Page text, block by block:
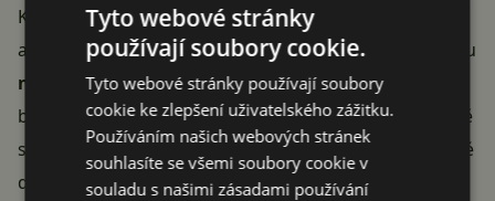
K tomu 16 GB sjednocené pamětia
ale pozor na jeden Apple háček: paměť ani disk u Macu
nikdy nerozšíříte, co koupíte, s tím zůstanete. Pro
běžnou práci a sekundární stroj 16 GB i 512 GB bohatě
stačí, ale kdo plánuje těžkou videoprodukci nebo velké
datasety, měl by zvážit vyšší konfiguraci rovnou.
Tyto webové stránky
používají soubory cookie.
Tyto webové stránky používají soubory
cookie ke zlepšení uživatelského zážitku.
Používáním našich webových stránek
souhlasíte se všemi soubory cookie v
souladu s našimi zásadami používání